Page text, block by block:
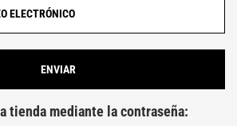
tienda mediante la contraseña: